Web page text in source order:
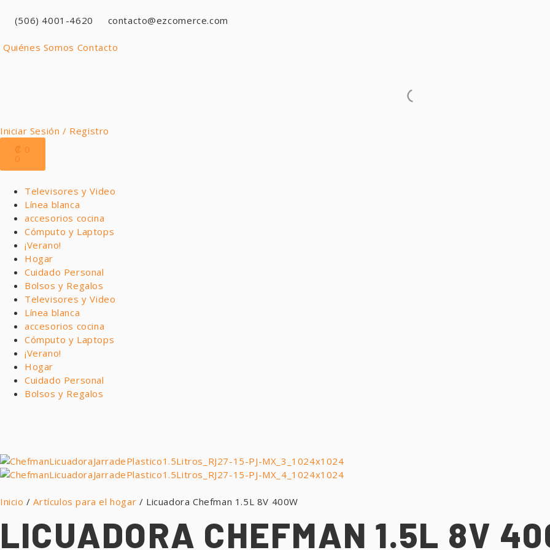
(506) 4001-4620 contacto@ezcomerce.com
Quiénes Somos Contacto
Iniciar Sesión / Registro
₡ 0
0
Televisores y Video
Línea blanca
accesorios cocina
Cómputo y Laptops
¡Verano!
Hogar
Cuidado Personal
Bolsos y Regalos
Televisores y Video
Línea blanca
accesorios cocina
Cómputo y Laptops
¡Verano!
Hogar
Cuidado Personal
Bolsos y Regalos
Inicio /Artículos para el hogar / Licuadora Chefman 1.5L 8V 400W
LICUADORA CHEFMAN 1.5L 8V